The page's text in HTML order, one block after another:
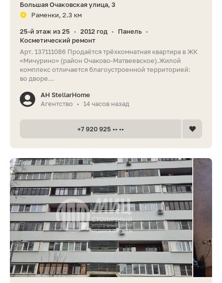
Большая Очаковская улица, 3
Раменки, 2.3 км
25-й этаж из 25 • 2012 год • Панель •
Косметический ремонт
Арт. 137111086 Продаётся трёхкомнатная квартира в ЖК
«Мичурино» (район Очаково‑Матвеевское).Жилой
комплекс отличается благоустроенной территорией:
во дворе...
АН StellarHome
Агентство
• 14 часов назад
+7 920 925 •• ••